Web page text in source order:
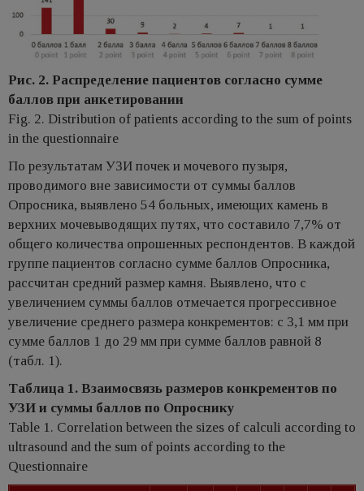
Рис. 2. Распределение пациентов согласно сумме
баллов при анкетировании
Fig. 2. Distribution of patients according to the sum of points
in the questionnaire
По результатам УЗИ почек и мочевого пузыря,
проводимого вне зависимости от суммы баллов
Опросника, выявлено 54 больных, имеющих камень в
верхних мочевыводящих путях, что составило 7,7% от
общего количества опрошенных респондентов. В каждой
группе пациентов согласно сумме баллов Опросника,
рассчитан средний размер камня. Выявлено, что с
увеличением суммы баллов отмечается прогрессивное
увеличение среднего размера конкрементов: c 3,1 мм при
сумме баллов 1 до 29 мм при сумме баллов равной 8
(табл. 1).
Таблица 1. Взаимосвязь размеров конкрементов по
УЗИ и суммы баллов по Опроснику
Table 1. Correlation between the sizes of calculi according to
ultrasound and the sum of points according to the
Questionnaire